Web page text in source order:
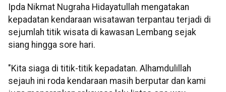
Ipda Nikmat Nugraha Hidayatullah mengatakan
kepadatan kendaraan wisatawan terpantau terjadi di
sejumlah titik wisata di kawasan Lembang sejak
siang hingga sore hari.
"Kita siaga di titik-titik kepadatan. Alhamdulillah
sejauh ini roda kendaraan masih berputar dan kami